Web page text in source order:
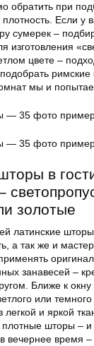
обратить при
Если у
сумерек –
изготовления
цвете –
римские
мы и
в
золотые
латинские шторы
а так же и
занавесей –
Ближе к
или
и яркой
шторы – и
вечернее время –